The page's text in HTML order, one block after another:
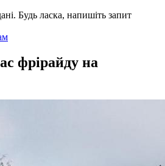
Будь ласка, напишіть запит
фрірайду на